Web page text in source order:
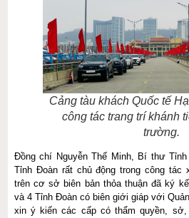
Cảng tàu khách Quốc tế
công tác trang trí khánh
trường.
Đồng chí Nguyễn Thế Minh, Bí thư
Tỉnh Đoàn rất chủ động trong công tác
trên cơ sở biên bản thỏa thuận đã ký
và 4 Tỉnh Đoàn có biên giới giáp với
xin ý kiến các cấp có thẩm quyền, sở,